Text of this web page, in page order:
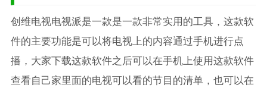
创维电视电视派是一款是一款非常实用的工具，这款软
件的主要功能是可以将电视上的内容通过手机进行点
播，大家下载这款软件之后可以在手机上使用这款软件
查看自己家里面的电视可以看的节目的清单，也可以在